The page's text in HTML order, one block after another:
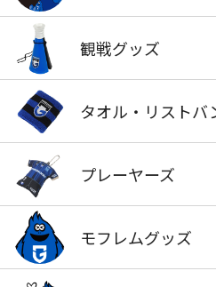
観戦グッズ
タオル・リストバ
プレーヤーズ
モフレムグッズ